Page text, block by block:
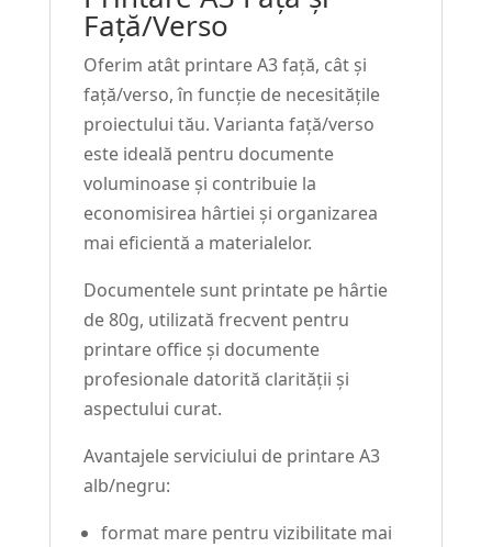
Față/Verso
Oferim atât printare A3 față, cât și
față/verso, în funcție de necesitățile
proiectului tău. Varianta față/verso
este ideală pentru documente
voluminoase și contribuie la
economisirea hârtiei și organizarea
mai eficientă a materialelor.
Documentele sunt printate pe hârtie
de 80g, utilizată frecvent pentru
printare office și documente
profesionale datorită clarității și
aspectului curat.
Avantajele serviciului de printare A3
alb/negru:
format mare pentru vizibilitate mai